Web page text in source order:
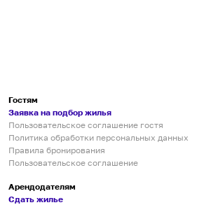
Гостям
Заявка на подбор жилья
Пользовательское соглашение гостя
Политика обработки персональных данных
Правила бронирования
Пользовательское соглашение
Арендодателям
Сдать жилье